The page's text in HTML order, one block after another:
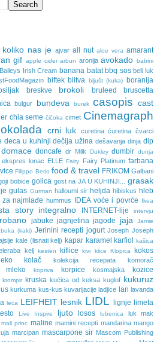
koliko nas je ajvar all nut aloe vera amarant
gif apple cider arbun aronija avokado babini
Baileys Irish Cream banana batat bbq sos beli luk
biftek blitva bljušt (kuka)
boranija
breskve brokoli bruleed
bruscetta
bulgur bundeva burek casopis cast
chia seme čičoka cimet Cinemagraph
crni luk curetina ćuretina čvarci
deca u kuhinji dečija užina dešavanja dinja dip
domace doncafe dr Milk Dukley đumbir dunja
ekspres lonac ELLE Fairy Fairy Platinum farbana
Filippo Berio food & travel FRIKOM Galbani
bobice golica gost na JA U KUHINJI... grasak
gulas Gurman halloumi sir heljda hibiskus hleb
za najmlađe hummus IDEA voće i povrće Ikea
story integralno INTERNET-lije intervju
jabuke jagnjetina jagode jaja
Jamie
(kaki) Jerinini recepti jogurt Joseph Joseph
kale (lisnati kelj) kapar karamel karfiol kašica
kelj kesten kiflice kivi klice Klopica
kokos
kolač kolekcija recepata komorač
mleko kopriva korpice kosmajska kozice
krompir kruska kućica od keksa kuglof kukuruz
kurkuma kus-kus kuvarijacije ladjice lan lavanda
leca LEIFHEIT lesnik LIDL lignje limeta
Live Inspire ljuto losos lubenica luk mak
mali princ maline mamini recepti mandarina mango
marcipan mascarpone sir Mascom Publishing